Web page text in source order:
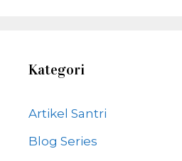
Kategori
Artikel Santri
Blog Series